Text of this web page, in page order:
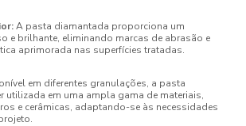
A pasta diamantada proporciona um
e brilhante, eliminando marcas de abrasão e
aprimorada nas superfícies tratadas.
em diferentes granulações, a pasta
utilizada em uma ampla gama de materiais,
e cerâmicas, adaptando-se às necessidades